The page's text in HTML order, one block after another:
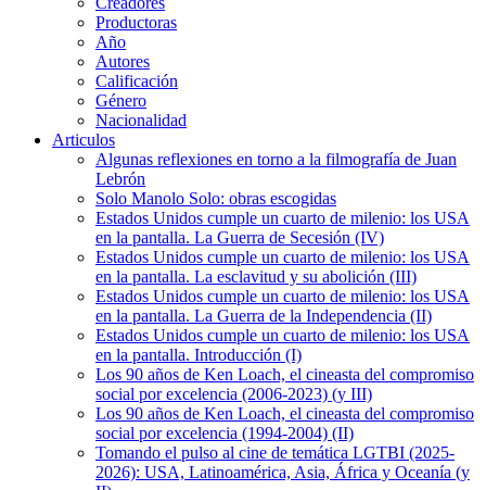
Productoras
Año
Autores
Calificación
Género
Nacionalidad
Articulos
Algunas reflexiones en torno a la filmografía de Juan
Lebrón
Solo Manolo Solo: obras escogidas
Estados Unidos cumple un cuarto de milenio: los USA
en la pantalla. La Guerra de Secesión (IV)
Estados Unidos cumple un cuarto de milenio: los USA
en la pantalla. La esclavitud y su abolición (III)
Estados Unidos cumple un cuarto de milenio: los USA
en la pantalla. La Guerra de la Independencia (II)
Estados Unidos cumple un cuarto de milenio: los USA
en la pantalla. Introducción (I)
Los 90 años de Ken Loach, el cineasta del compromiso
social por excelencia (2006-2023) (y III)
Los 90 años de Ken Loach, el cineasta del compromiso
social por excelencia (1994-2004) (II)
Tomando el pulso al cine de temática LGTBI (2025-
2026): USA, Latinoamérica, Asia, África y Oceanía (y